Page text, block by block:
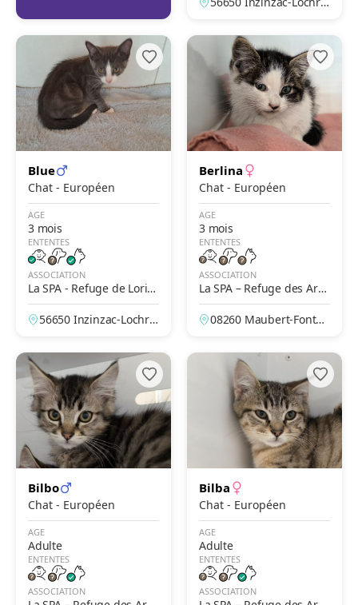
Blue
Chat - Européen
AGE
3 mois
ENTENTES
ASSOCIATION
La SPA - Refuge de Lorie
nt-Inzinzac
56650 Inzinzac-Lochris
Berlina
Chat - Européen
AGE
3 mois
ENTENTES
ASSOCIATION
La SPA – Refuge des Ard
ennes - Maubert-Fontain
e 08260 Maubert-Fontai
Bilbo
Chat - Européen
AGE
Adulte
ENTENTES
ASSOCIATION
Bilba
Chat - Européen
AGE
Adulte
ENTENTES
ASSOCIATION